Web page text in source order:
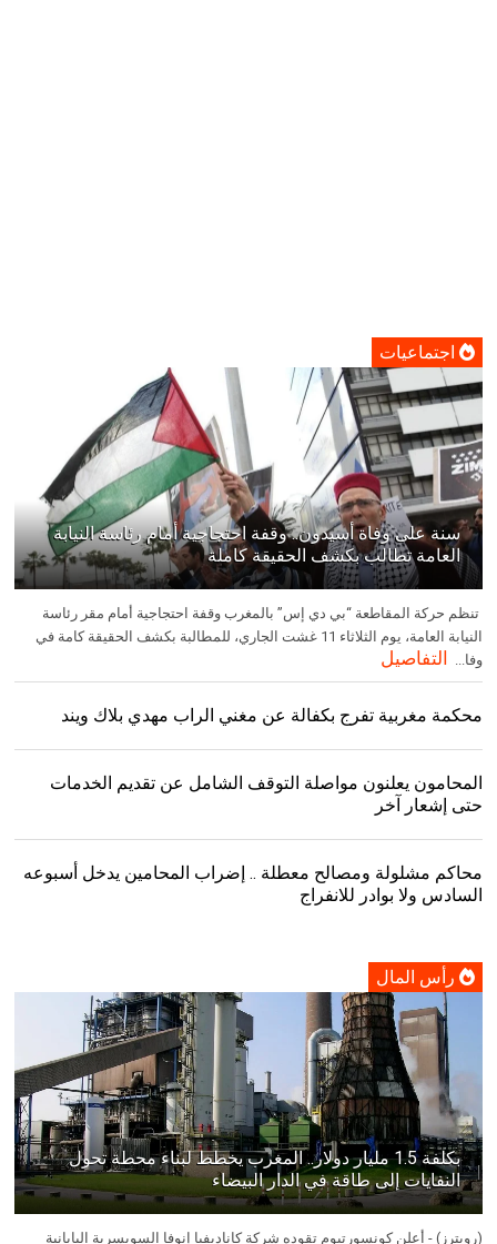
اجتماعيات
سنة على وفاة أسيدون.. وقفة احتجاجية أمام رئاسة النيابة
العامة تطالب بكشف الحقيقة كاملة
تنظم حركة المقاطعة “بي دي إس” بالمغرب وقفة احتجاجية أمام مقر رئاسة
النيابة العامة، يوم الثلاثاء 11 غشت الجاري، للمطالبة بكشف الحقيقة كامة في
وفا...
التفاصيل
محكمة مغربية تفرج بكفالة عن مغني الراب مهدي بلاك ويند
المحامون يعلنون مواصلة التوقف الشامل عن تقديم الخدمات
حتى إشعار آخر
محاكم مشلولة ومصالح معطلة .. إضراب المحامين يدخل أسبوعه
السادس ولا بوادر للانفراج
رأس المال
بكلفة 1.5 مليار دولار.. المغرب يخطط لبناء محطة تحول
النفايات إلى طاقة في الدار البيضاء
(رويترز) - أعلن كونسورتيوم تقوده شركة كاناديفيا إنوفا السويسرية اليابانية